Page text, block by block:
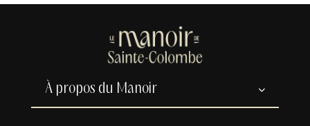
À propos du Manoir